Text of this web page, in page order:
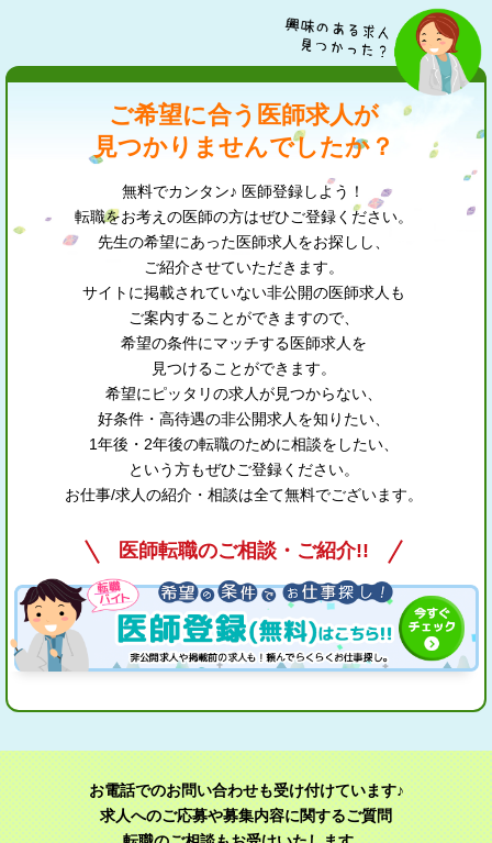
ご希望に合う医師求人が
見つかりませんでしたか？
無料でカンタン♪ 医師登録しよう！
転職をお考えの医師の方はぜひご登録ください。
先生の希望にあった医師求人をお探しし、
ご紹介させていただきます。
サイトに掲載されていない非公開の医師求人も
ご案内することができますので、
希望の条件にマッチする医師求人を
見つけることができます。
希望にピッタリの求人が見つからない、
好条件・高待遇の非公開求人を知りたい、
1年後・2年後の転職のために相談をしたい、
という方もぜひご登録ください。
お仕事/求人の紹介・相談は全て無料でございます。
医師転職のご相談・ご紹介!!
お電話でのお問い合わせも受け付けています♪
求人へのご応募や募集内容に関するご質問